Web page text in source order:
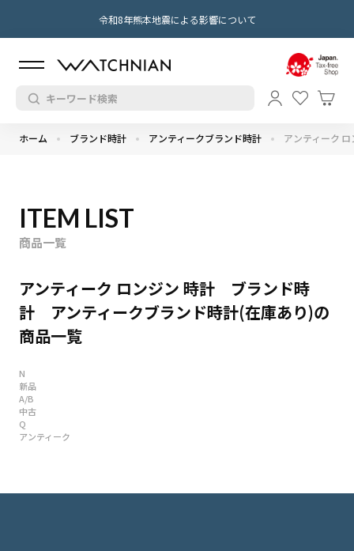
令和8年熊本地震による影響について
ホーム ブランド時計 アンティークブランド時計 アンティーク
ITEM LIST
商品一覧
アンティーク ロンジン 時計 ブランド時
計 アンティークブランド時計(在庫あり)の
商品一覧
N
新品
A/B
中古
Q
アンティーク